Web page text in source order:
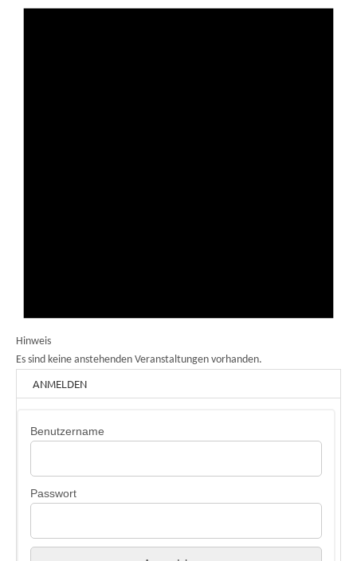
Hinweis
Es sind keine anstehenden Veranstaltungen vorhanden.
ANMELDEN
Benutzername
Passwort